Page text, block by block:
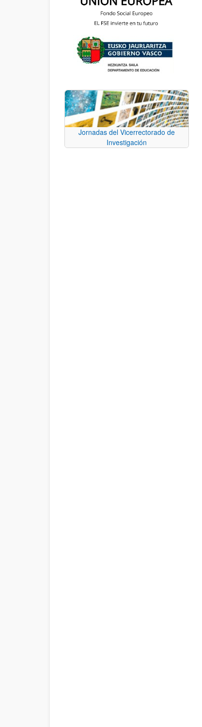
Jornadas del Vicerrectorado de
Investigación